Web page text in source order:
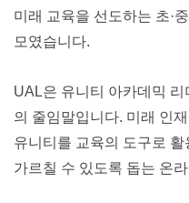
미래 교육을 선도하는 초·
모였습니다.
UAL은 유니티 아카데믹
의 줄임말입니다. 미래 인
유니티를 교육의 도구로 활
가르칠 수 있도록 돕는 온